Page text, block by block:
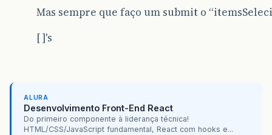
Mas sempre que faço um submit o
[ ]'s
ALURA
Desenvolvimento Front-End React
Do primeiro componente à liderança técnica!
HTML/CSS/JavaScript fundamental, React com hooks e...